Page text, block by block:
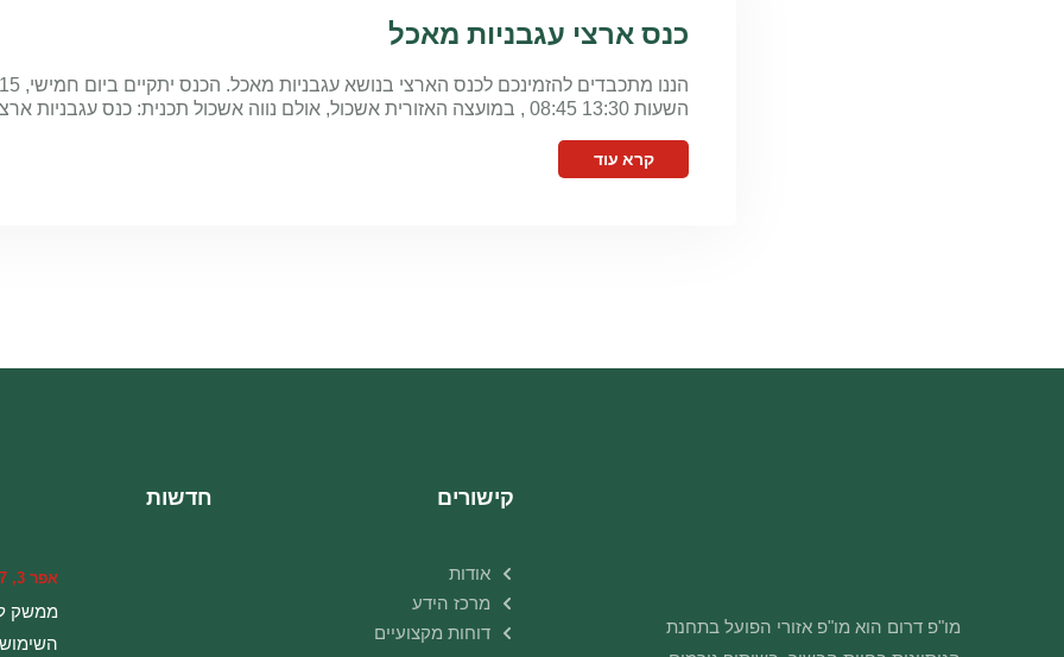
כנס ארצי עגבניות מאכל
השעות 13:30 08:45 , במועצה האזורית אשכול, אולם נווה אשכול תכנית: כנס עגבניות ארצי יולי 2021
קרא עוד
מו"פ דרום הוא מו"פ אזורי הפועל בתחנת
קישורים
אודות
מרכז הידע
דוחות מקצועיים
חדשות
אפר 3, 2017
ממשק